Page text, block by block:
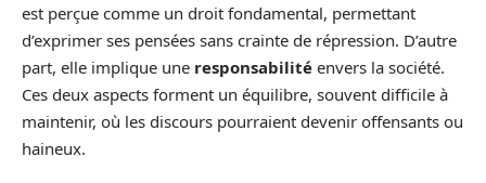
est perçue comme un droit fondamental, permettant
d’exprimer ses pensées sans crainte de répression. D’autre
part, elle implique une responsabilité envers la société.
Ces deux aspects forment un équilibre, souvent difficile à
maintenir, où les discours pourraient devenir offensants ou
haineux.